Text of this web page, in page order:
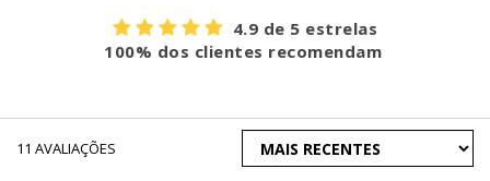
4.9 de 5 estrelas
100% dos clientes recomendam
11 AVALIAÇÕES
ORDENAR
AVALIAÇÕES